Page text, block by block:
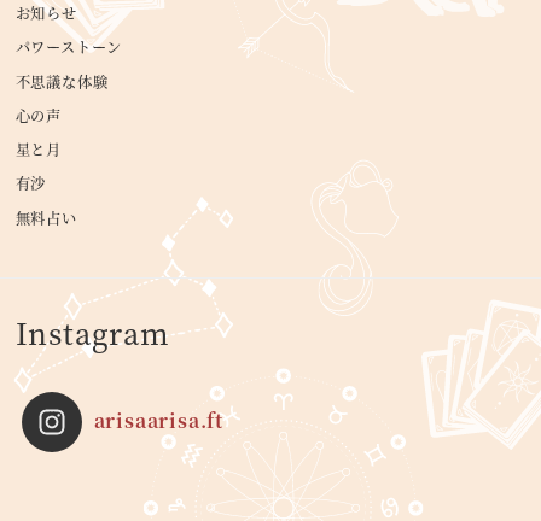
お知らせ
パワーストーン
不思議な体験
心の声
星と月
有沙
無料占い
Instagram
arisaarisa.ft